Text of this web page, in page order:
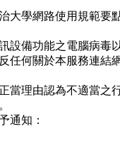
大學網路使用規範要點
設備功能之電腦病毒
何關於本服務連結
當理由認為不適當之行
通知：